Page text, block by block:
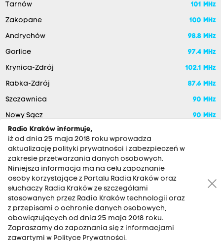
Tarnów 101 MHz
Zakopane 100 MHz
Andrychów 98.8 MHz
Gorlice 97.4 MHz
Krynica-Zdrój 102.1 MHz
Rabka-Zdrój 87.6 MHz
Szczawnica 90 MHz
Nowy Sącz 90 MHz
RADIO KRAKÓW SA. Aleja Juliusza Słowackiego 22, 30-007
Kraków
Antena: 12 200 33 33
Radio Kraków informuje,
iż od dnia 25 maja 2018 roku wprowadza
aktualizację polityki prywatności i zabezpieczeń w
zakresie przetwarzania danych osobowych.
Niniejsza informacja ma na celu zapoznanie
osoby korzystające z Portalu Radia Kraków oraz
słuchaczy Radia Kraków ze szczegółami
stosowanych przez Radio Kraków technologii oraz
z przepisami o ochronie danych osobowych,
obowiązujących od dnia 25 maja 2018 roku.
Zapraszamy do zapoznania się z informacjami
zawartymi w Polityce Prywatności.